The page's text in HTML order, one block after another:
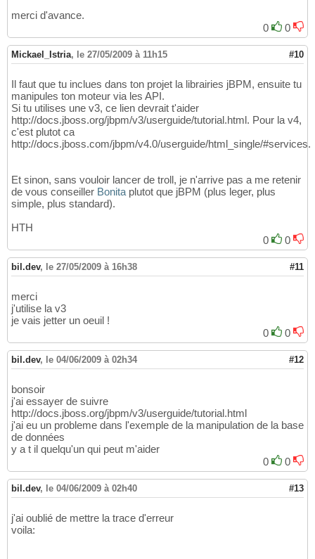
merci d'avance.
0
0
Mickael_Istria, le 27/05/2009 à 11h15 #10
Il faut que tu inclues dans ton projet la librairies jBPM, ensuite tu
manipules ton moteur via les API.
Si tu utilises une v3, ce lien devrait t'aider
http://docs.jboss.org/jbpm/v3/userguide/tutorial.html. Pour la v4,
c'est plutot ca
http://docs.jboss.com/jbpm/v4.0/userguide/html_single/#services.
Et sinon, sans vouloir lancer de troll, je n'arrive pas a me retenir
de vous conseiller Bonita plutot que jBPM (plus leger, plus
simple, plus standard).
HTH
0
0
bil.dev, le 27/05/2009 à 16h38 #11
merci
j'utilise la v3
je vais jetter un oeuil !
0
0
bil.dev, le 04/06/2009 à 02h34 #12
bonsoir
j'ai essayer de suivre
http://docs.jboss.org/jbpm/v3/userguide/tutorial.html
j'ai eu un probleme dans l'exemple de la manipulation de la base
de données
y a t il quelqu'un qui peut m'aider
0
0
bil.dev, le 04/06/2009 à 02h40 #13
j'ai oublié de mettre la trace d'erreur
voila: